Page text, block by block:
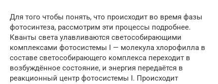
Для того чтобы понять, что происходит во время фазы
фотосинтеза, рассмотрим эти процессы подробнее.
Кванты света улавливаются светособирающими
комплексами фотосистемы I — молекула хлорофилла в
составе светособирающего комплекса переходит в
возбуждённое состояние, и энергия передаётся в
реакционный центр фотосистемы I. Происходит